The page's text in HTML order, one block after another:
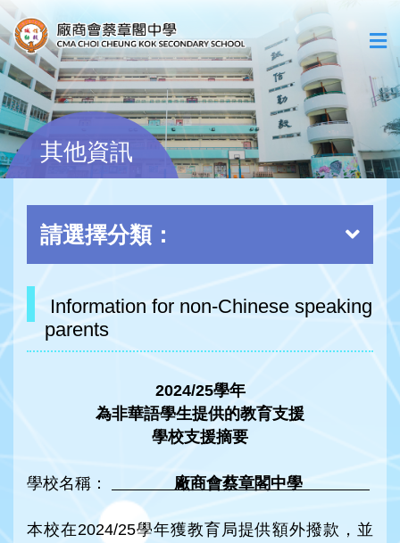
其他資訊
請選擇分類：
Information for non-Chinese speaking
parents
2024/25學年
為非華語學生提供的教育支援
學校支援摘要
學校名稱： 廠商會蔡章閣中學
本校在2024/25學年獲教育局提供額外撥款，並